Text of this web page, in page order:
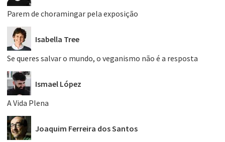
Parem de choramingar pela exposição
Isabella Tree
Se queres salvar o mundo, o veganismo não é a resposta
Ismael López
A Vida Plena
Joaquim Ferreira dos Santos